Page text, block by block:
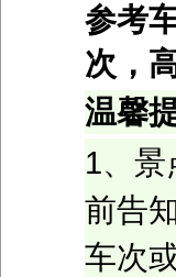
参考
次，
温馨
1、
前告
车次